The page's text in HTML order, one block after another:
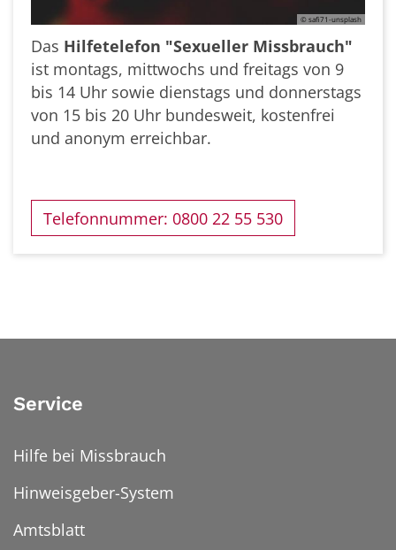
© safi71-unsplash
Das Hilfetelefon "Sexueller Missbrauch"
ist montags, mittwochs und freitags von 9
bis 14 Uhr sowie dienstags und donnerstags
von 15 bis 20 Uhr bundesweit, kostenfrei
und anonym erreichbar.
Telefonnummer: 0800 22 55 530
Service
Hilfe bei Missbrauch
Hinweisgeber-System
Amtsblatt